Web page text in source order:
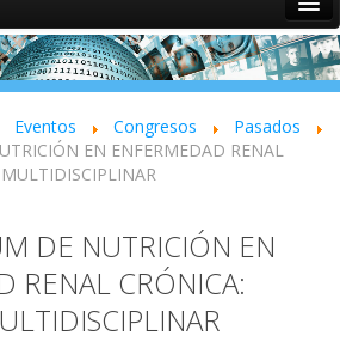
Eventos Congresos
Pasados
EN ENFERMEDAD RENAL
DE NUTRICIÓN EN
RENAL CRÓNICA: